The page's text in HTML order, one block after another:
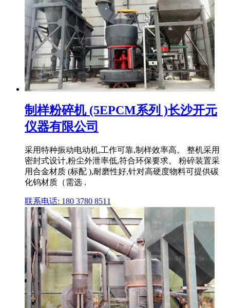
制样粉碎机 (5EPCM系列 )长沙开元
仪器有限公司
采用特种振动电动机,工作可靠,制样效率高。 整机采用
密封式设计,粉尘外泄率低,符合环保要求。 粉碎装置采
用合金材质 (标配 ),耐磨性好,针对高硬度物料可提供碳
化钨材质（需选 .
联系电话: 180 3780 8511